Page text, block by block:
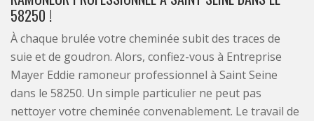
58250 !
À chaque brulée votre cheminée subit des traces de
suie et de goudron. Alors, confiez-vous à Entreprise
Mayer Eddie ramoneur professionnel à Saint Seine
dans le 58250. Un simple particulier ne peut pas
nettoyer votre cheminée convenablement. Le travail de